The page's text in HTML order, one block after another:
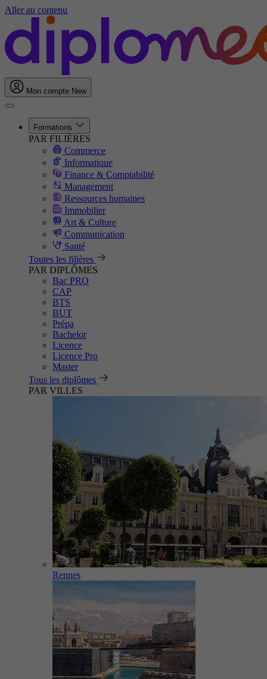
Aller au contenu
Mon compte New
Formations
PAR FILIÈRES
Commerce
Informatique
Finance & Comptabilité
Management
Ressources humaines
Immobilier
Art & Culture
Communication
Santé
Toutes les filières
PAR DIPLÔMES
Bac PRO
CAP
BTS
BUT
Prépa
Bachelor
Licence
Licence Pro
Master
Tous les diplômes
PAR VILLES
Rennes